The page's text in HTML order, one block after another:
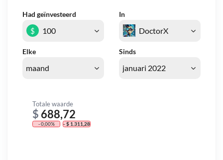
Had geïnvesteerd In
Elke Sinds
$
Totale waarde
$ 688,72
- 0,00% - $ 1.311,28